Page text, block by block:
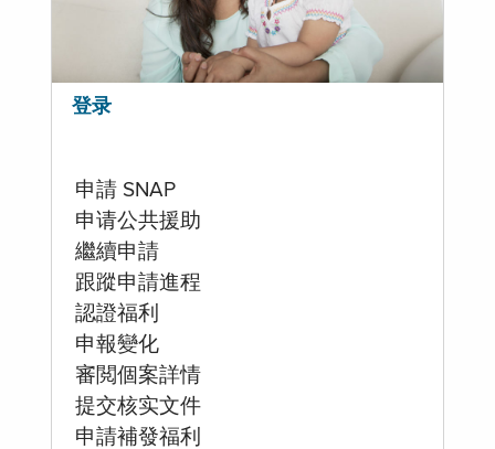
登录
申請 SNAP
申请公共援助
繼續申請
跟蹤申請進程
認證福利
申報變化
審閲個案詳情
提交核实文件
申請補發福利